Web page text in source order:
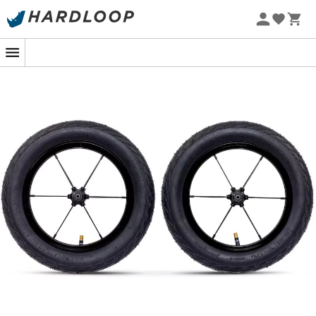
Letní akce 🔥 -5 % EXTRA při nákupu 2 produktů* s kódem
V slunném parku, kde se ozývá smích dětí, se nan
odlišuje svou plynulostí a schopností růst se svým
mladým jezdcem. Vstupte do světaPUKY Next Set 14,
revoluční sady pneumatik, která proměnínan PUKY
ve skutečný závodní stroj schopný přechodu z kol